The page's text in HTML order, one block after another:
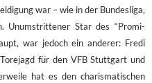
war – wie in der Bundesliga,
Unumstrittener Star des “Promi-
war jedoch ein anderer: Fredi
für den VFB Stuttgart und
hat es den charismatischen